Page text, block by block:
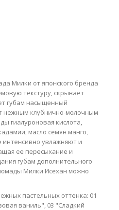
Милки от японского бренда
текстуру, скрывает
губам насыщенный
нежным клубнично-молочным
гиалуроновая кислота,
масло семян манго,
интенсивно увлажняют и
ее пересыхание и
губам дополнительного
Милки Исехан можно
пастельных оттенка: 01
ваниль", 03 "Сладкий